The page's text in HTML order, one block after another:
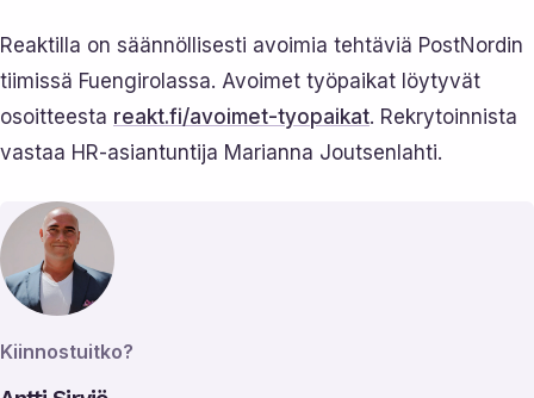
Reaktilla on säännöllisesti avoimia tehtäviä PostNordin
tiimissä Fuengirolassa. Avoimet työpaikat löytyvät
osoitteesta reakt.fi/avoimet-tyopaikat. Rekrytoinnista
vastaa HR-asiantuntija Marianna Joutsenlahti.
Kiinnostuitko?